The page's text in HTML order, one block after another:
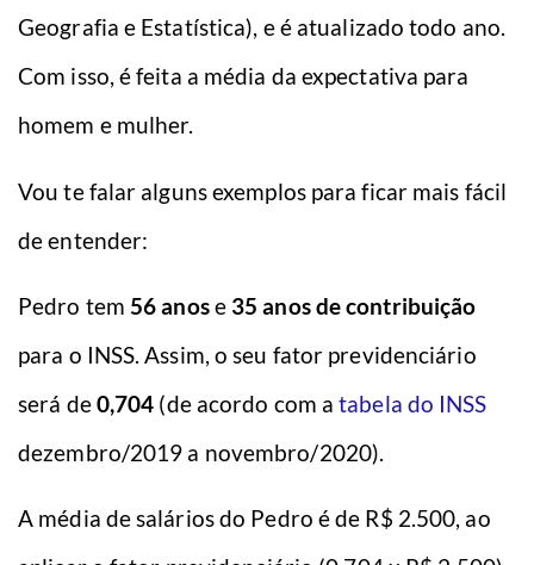
Geografia e Estatística), e é atualizado todo ano.
Com isso, é feita a média da expectativa para
homem e mulher.
Vou te falar alguns exemplos para ficar mais fácil
de entender:
Pedro tem 56 anose 35 anos de contribuição
para o INSS. Assim, o seu fator previdenciário
será de0,704 (de acordo com atabela do INSS
dezembro/2019 a novembro/2020).
A média de salários do Pedro é de R$ 2.500, ao